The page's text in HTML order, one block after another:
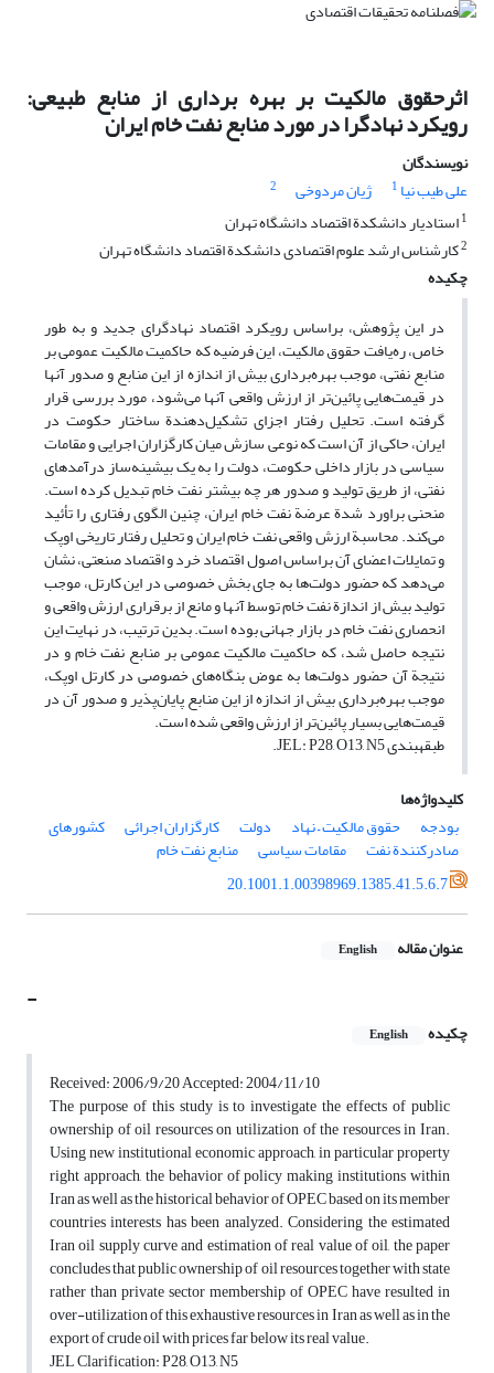
اثرحقوق مالکیت بر بهره ‌برداری از منابع طبیعی:
رویکرد نهادگرا در مورد منابع نفت خام ایران
نویسندگان
علی طیب نیا 1 ژیان مردوخی
2
1استادیار دانشکدة اقتصاد دانشگاه تهران
2کارشناس ارشد علوم اقتصادی دانشکدة اقتصاد دانشگاه تهران
چکیده
در این پژوهش، براساس رویکرد اقتصاد نهادگرای جدید و به طور
خاص، ره‌یافت حقوق مالکیت، این فرضیه که حاکمیت مالکیت عمومی بر
منابع نفتی، موجب بهره‌برداری بیش از اندازه از این منابع و صدور آن‎ها
در قیمت‌هایی پائین‌تر از ارزش واقعی آن‎ها می‌شود، مورد بررسی قرار
گرفته است. تحلیل رفتار اجزای تشکیل‌دهندة ساختار حکومت در
ایران، حاکی از آن است که نوعی سازش میان کارگزاران اجرایی و مقامات
سیاسی در بازار داخلی حکومت، دولت را به یک بیشینه‌ساز درآمدهای
نفتی، از طریق تولید و صدور هر چه بیشتر نفت خام تبدیل کرده است.
منحنی براورد شدة عرضة نفت خام ایران، چنین الگوی رفتاری را تأئید
می‌کند. محاسبة ارزش واقعی نفت خام ایران و تحلیل رفتار تاریخی اوپک
و تمایلات اعضای آن براساس اصول اقتصاد خرد و اقتصاد صنعتی، نشان
می‌دهد که حضور دولت‌ها به جای بخش خصوصی در این کارتل، موجب
تولید بیش از اندازة نفت خام توسط آن‎ها و مانع از برقراری ارزش واقعی و
انحصاری نفت خام در بازار جهانی بوده است. بدین ترتیب، در نهایت این
نتیجه حاصل شد، که حاکمیت مالکیت عمومی بر منابع نفت خام و در
نتیجة آن حضور دولت‌ها به عوض بنگاه‌های خصوصی در کارتل اوپک،
موجب بهره‌برداری بیش از اندازه از این منابع پایان‌پذیر و صدور آن در
قیمت‌هایی بسیار پائین‌تر از ارزش واقعی شده است.
طبقه‎بندی JEL: P28, O13, N5.
کلیدواژه‌ها
بودجه
حقوق مالکیت – نهاد دولت کارگزاران اجرائی کشورهای
صادرکنندة نفت مقامات سیاسی
منابع نفت خام
20.1001.1.00398969.1385.41.5.6.7
عنوان مقاله English
-
چکیده English
Received: 2006/9/20 Accepted: 2004/11/10
The purpose of this study is to investigate the effects of public
ownership of oil resources on utilization of the resources in Iran.
Using new institutional economic approach, in particular property
right approach, the behavior of policy making institutions within
Iran as well as the historical behavior of OPEC based on its member
countries interests has been analyzed. Considering the estimated
Iran oil supply curve and estimation of real value of oil, the paper
concludes that public ownership of oil resources together with state
rather than private sector membership of OPEC have resulted in
over-utilization of this exhaustive resources in Iran as well as in the
export of crude oil with prices far below its real value.
JEL Clarification: P28, O13, N5